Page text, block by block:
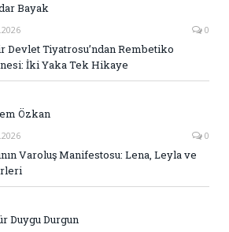
Bayak
0
Devlet Tiyatrosu’ndan Rembetiko
İki Yaka Tek Hikaye
Özkan
0
Varoluş Manifestosu: Lena, Leyla ve
Duygu Durgun